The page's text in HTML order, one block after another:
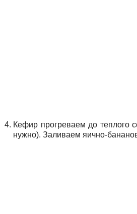
Кефир прогреваем до теплого
нужно). Заливаем яично-